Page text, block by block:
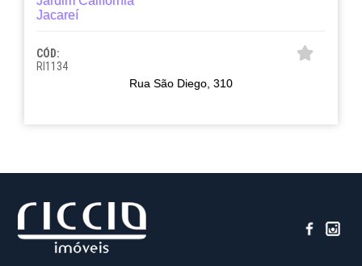
Jacareí
CÓD:
RI1134
Rua São Diego, 310